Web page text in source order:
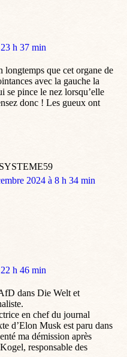
h 37 min
que cet organe de
avec la gauche la
se pince le nez lorsqu’elle
donc ! Les gueux ont
2024 à 8 h 34 min
h 46 min
dans Die Welt et
en chef du journal
d’Elon Musk est paru dans
ma démission après
responsable des